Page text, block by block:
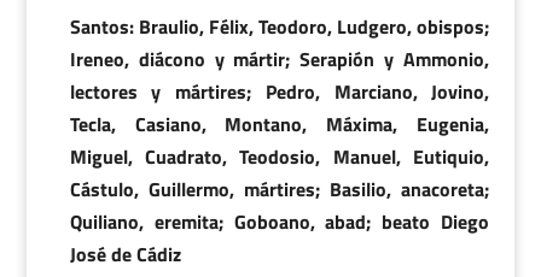
Santos: Braulio, Félix, Teodoro, Ludgero, obispos;
Ireneo, diácono y mártir; Serapión y Ammonio,
lectores y mártires; Pedro, Marciano, Jovino,
Tecla, Casiano, Montano, Máxima, Eugenia,
Miguel, Cuadrato, Teodosio, Manuel, Eutiquio,
Cástulo, Guillermo, mártires; Basilio, anacoreta;
Quiliano, eremita; Goboano, abad; beato Diego
José de Cádiz